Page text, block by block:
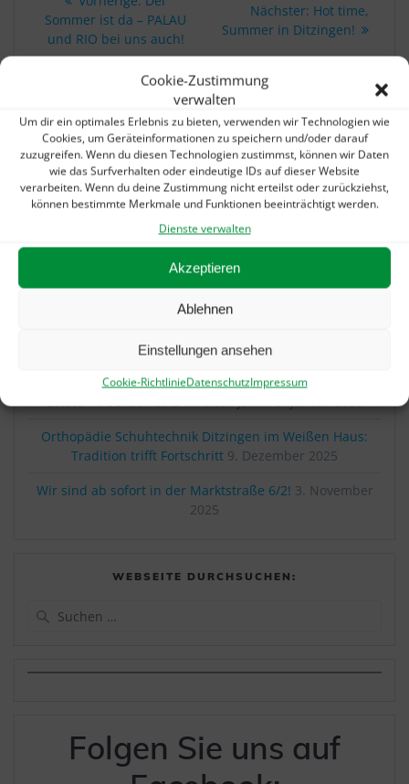
Cookie-Zustimmung
verwalten
Um dir ein optimales Erlebnis zu bieten, verwenden wir Technologien wie
Cookies, um Geräteinformationen zu speichern und/oder darauf
zuzugreifen. Wenn du diesen Technologien zustimmst, können wir Daten
wie das Surfverhalten oder eindeutige IDs auf dieser Website
verarbeiten. Wenn du deine Zustimmung nicht erteilst oder zurückziehst,
können bestimmte Merkmale und Funktionen beeinträchtigt werden.
Dienste verwalten
Akzeptieren
Ablehnen
Einstellungen ansehen
Cookie-RichtlinieDatenschutzImpressum
Beitrag:
Sommer ist da – PALAU
und RIO bei uns auch!
Nächster: Nächster
Beitrag:
Hot time,
Summer in Ditzingen!
IHR SCHNELLKONTAKT:
Telefon: 07156 / 3070360
E-Mail:info@schuhtechnik-ditzingen.de
Sommerurlaub? Gibts auch bei uns!
„Alarmstufe Rot“: Petition gegen Kürzungen in
der Hilfsmittelversorgung
Wieder nur 1 SPOT – dann geht es weiter!
Letzter Arbeitseinsatz im alten Jahr… 5. Januar 2026
Orthopädie Schuhtechnik Ditzingen im Weißen Haus:
Tradition trifft Fortschritt 9. Dezember 2025
Wir sind ab sofort in der Marktstraße 6/2! 3. November
2025
WEBSEITE DURCHSUCHEN:
Folgen Sie uns auf